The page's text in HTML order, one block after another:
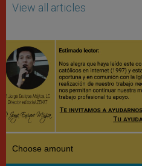
View all articles